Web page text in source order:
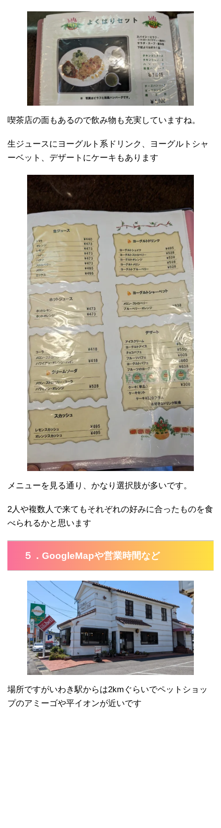
喫茶店の面もあるので飲み物も充実していますね。
生ジュースにヨーグルト系ドリンク、ヨーグルトシャ
ーベット、デザートにケーキもあります
メニューを見る通り、かなり選択肢が多いです。
2人や複数人で来てもそれぞれの好みに合ったものを食
べられるかと思います
５．GoogleMapや営業時間など
場所ですがいわき駅からは2kmぐらいでペットショッ
プのアミーゴや平イオンが近いです